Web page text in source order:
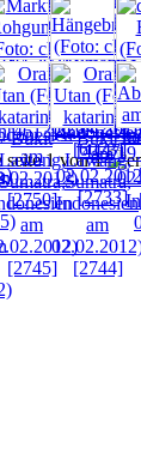
seite 1 von 1